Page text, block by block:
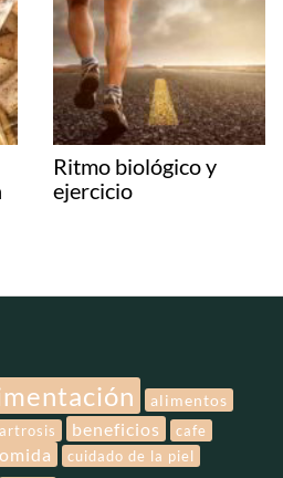
Ritmo biológico y
ejercicio
alimentos
artrosis beneficios
cafe
cuidado de la piel